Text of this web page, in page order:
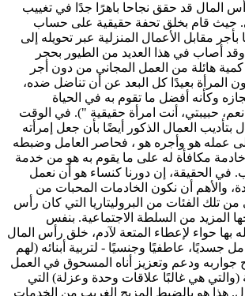
المال قد حقق نجاحا باهرًا جدًا في تغييب
حيث قام بخلق تحفة حقيقية على حساب
بأجر مقابل الأعمال المنزلية عبر تحويله إلى
أصاب في هذا العديد من الطيور بحجر
هائلة من العمل المجاني من دون أجر
المرأة بعيدًا كل البعد عن أن تناضل ضده،
وكأنه أفضل ما تقوم به في الحياة
حبيبتي، أنت امرأة حقيقية "). في الوقت
العمال الذكور أيضًا بأن جعل إمرأته
عمله هو وأجره هو ، فحاصر العامل وضبطه
خادمة مكافأة له على ما يقوم به هو من خدمة
في الحقيقة، إن دورنا كنساء هو أن نعمل
والأهم أن نكون الخادمات المحبات من
من تلك الفئات من البروليتاريا التي كان رأس
المزيد من السلطة الاجتماعية. بنفس
بها حواء لإعطاء المتعة لآدم، خلق رأس المال
جسديًا، عاطفيًا وجنسيًا - لتربية أبنائه (لهم
جواربه ودعم وتعزيز أناه المسحوق في العمل
(والتي هي غالبًا علاقات وحدة وعزلة) التي
هذا هو بالضبط المزيج الغريب من الخدمات